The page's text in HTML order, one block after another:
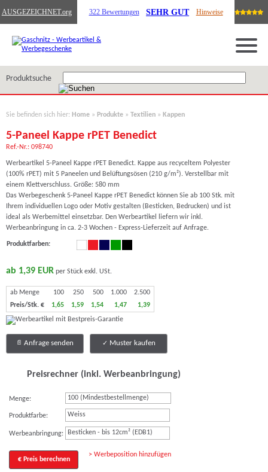
AUSGEZEICHNET.org 322 Bewertungen SEHR GUT Hinweise
Produktsuche
Sie befinden sich hier: Home » Produkte » Textilien » Kappen
5-Paneel Kappe rPET Benedict
Ref.-Nr.: 098740
Werbeartikel 5-Paneel Kappe rPET Benedict. Kappe aus recyceltem Polyester
(100% rPET) mit 5 Paneelen und Belüftungsösen (210 g/m²). Verstellbar mit
einem Klettverschluss. Größe: 580 mm
Das Werbegeschenk 5-Paneel Kappe rPET Benedict können Sie ab 100 Stk. mit
Ihrem individuellen Logo oder Motiv gestalten (Besticken, Bedrucken) und ist
ideal als Werbemittel einsetzbar. Den Werbeartikel liefern wir inkl.
Werbeanbringung in ca. 2-3 Wochen - Express-Lieferzeit auf Anfrage.
Produktfarben:
ab 1,39 EUR per Stück exkl. USt.
ab Menge 100 250 500 1.000
2.500
Preis/Stk. €
1,65 1,59 1,54 1,47 1,39
Anfrage senden Muster kaufen
Preisrechner (inkl. Werbeanbringung)
Menge:
Produktfarbe: Weiss
Werbeanbringung: Besticken - bis 12cm² (EDB1)
€ Preis berechnen
> Werbeposition hinzufügen